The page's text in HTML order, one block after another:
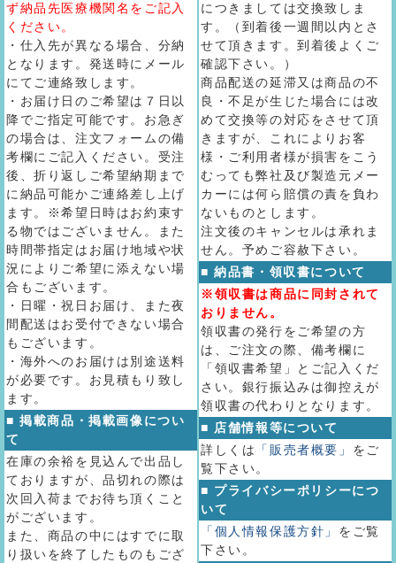
ず納品先医療機関名をご記入
ください。
・仕入先が異なる場合、分納
となります。発送時にメール
にてご連絡致します。
・お届け日のご希望は７日以
降でご指定可能です。お急ぎ
の場合は、注文フォームの備
考欄にご記入ください。受注
後、折り返しご希望納期まで
に納品可能かご連絡差し上げ
ます。※希望日時はお約束す
る物ではございません。また
時間帯指定はお届け地域や状
況によりご希望に添えない場
合もございます。
・日曜・祝日お届け、また夜
間配送はお受付できない場合
もございます。
・海外へのお届けは別途送料
が必要です。お見積もり致し
ます。
■ 掲載商品・掲載画像につい
て
在庫の余裕を見込んで出品し
ておりますが、品切れの際は
次回入荷までお待ち頂くこと
がございます。
また、商品の中にはすでに取
り扱いを終了したものもござ
につきましては交換致しま
す。（到着後一週間以内とさ
せて頂きます。到着後よくご
確認下さい。）
商品配送の延滞又は商品の不
良・不足が生じた場合には改
めて交換等の対応をさせて頂
きますが、これによりお客
様・ご利用者様が損害をこう
むっても弊社及び製造元メー
カーには何ら賠償の責を負わ
ないものとします。
注文後のキャンセルは承れま
せん。予めご容赦下さい。
■ 納品書・領収書について
※領収書は商品に同封されて
おりません。
領収書の発行をご希望の方
は、ご注文の際、備考欄に
「領収書希望」とご記入くだ
さい。銀行振込みは御控えが
領収書の代わりとなります。
■ 店舗情報等について
詳しくは
「販売者概要」 をご
覧下さい。
■ プライバシーポリシーにつ
いて
「個人情報保護方針」 をご覧
下さい。